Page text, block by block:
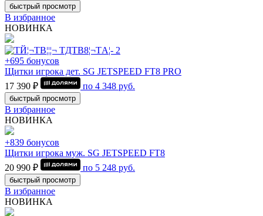
быстрый просмотр
В избранное
НОВИНКА
+695 бонусов
Щитки игрока дет. SG JETSPEED FT8 PRO
17 390 ₽
по 4 348 руб.
быстрый просмотр
В избранное
НОВИНКА
+839 бонусов
Щитки игрока муж. SG JETSPEED FT8
20 990 ₽
по 5 248 руб.
быстрый просмотр
В избранное
НОВИНКА